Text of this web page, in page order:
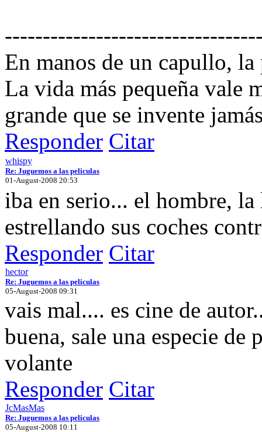
En manos de un capullo,
La vida más pequeña vale
grande que se invente
Responder Citar
whispy
Re: Juguemos a las peliculas
01-August-2008 20:53
iba en serio... el hombre,
estrellando sus coches
Responder Citar
hector
Re: Juguemos a las peliculas
05-August-2008 09:31
vais mal.... es cine de
buena, sale una especie
volante
Responder Citar
JcMasMas
Re: Juguemos a las peliculas
05-August-2008 10:11